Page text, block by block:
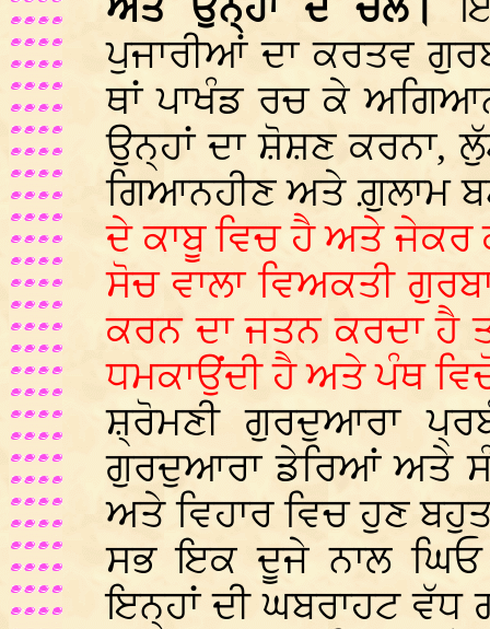
ਅਤੇ ਉਨ੍ਹਾਂ ਦੇ ਚੇਲੇ।
ਪੁਜਾਰੀਆਂ ਦਾ ਕਰਤਵ
ਥਾਂ ਪਾਖੰਡ ਰਚ ਕੇ
ਉਨ੍ਹਾਂ ਦਾ ਸ਼ੋਸ਼ਣ ਕਰਨਾ,
ਗਿਆਨਹੀਣ ਅਤੇ ਗ਼ੁਲਾਮ
ਦੇ ਕਾਬੂ ਵਿਚ ਹੈ ਅਤੇ ਜੇਕਰ
ਸੋਚ ਵਾਲਾ ਵਿਅਕਤੀ
ਕਰਨ ਦਾ ਜਤਨ ਕਰਦਾ ਹੈ
ਧਮਕਾਉਂਦੀ ਹੈ ਅਤੇ ਪੰਥ
ਸ਼੍ਰੋਮਣੀ ਗੁਰਦੁਆਰਾ
ਗੁਰਦੁਆਰਾ ਡੇਰਿਆਂ ਅਤੇ
ਅਤੇ ਵਿਹਾਰ ਵਿਚ ਹੁਣ
ਸਭ ਇਕ ਦੂਜੇ ਨਾਲ
ਇਨ੍ਹਾਂ ਦੀ ਘਬਰਾਹਟ ਵੱਧ